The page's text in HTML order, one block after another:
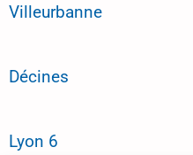
Villeurbanne
Décines
Lyon 6